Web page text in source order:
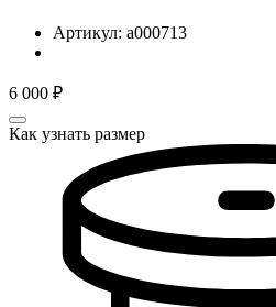
Артикул: a000713
6 000 ₽
Как узнать размер